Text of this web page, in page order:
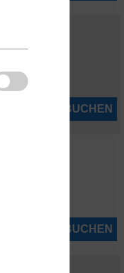
JETZT BUCHEN
JETZT BUCHEN